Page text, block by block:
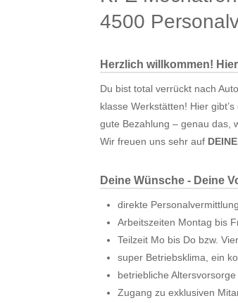
4500
Herzlich willkommen!
Du bist total verrückt nach
klasse Werkstätten! Hier
gute Bezahlung – genau das,
Wir freuen uns sehr auf DEINE
Deine Wünsche - Deine
direkte
Arbeitszeiten Montag bis
Teilzeit Mo bis Do bzw.
super Betriebsklima, ein
betriebliche Altersvorsorge
Zugang zu exklusiven